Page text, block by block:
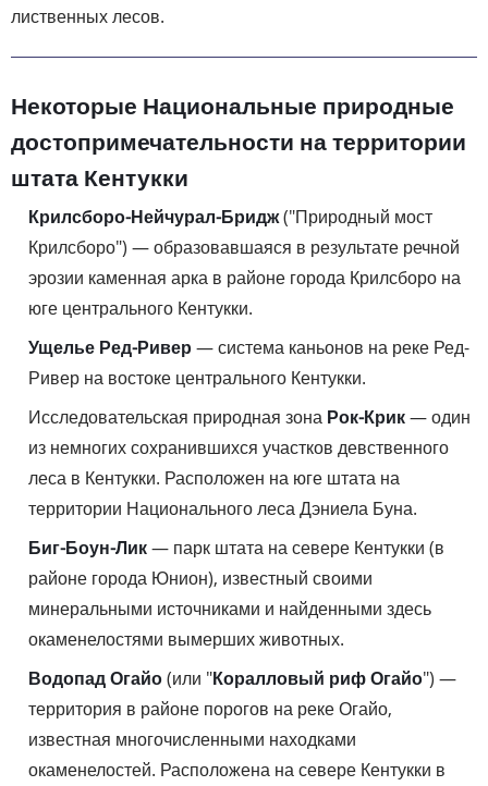
лиственных лесов.
Некоторые Национальные природные
достопримечательности на территории
штата Кентукки
Крилсборо-Нейчурал-Бридж("Природный мост
Крилсборо") — образовавшаяся в результате речной
эрозии каменная арка в районе города Крилсборо на
юге центрального Кентукки.
Ущелье Ред-Ривер — система каньонов на реке Ред-
Ривер на востоке центрального Кентукки.
Исследовательская природная зона Рок-Крик— один
из немногих сохранившихся участков девственного
леса в Кентукки. Расположен на юге штата на
территории Национального леса Дэниела Буна.
Биг-Боун-Лик— парк штата на севере Кентукки (в
районе города Юнион), известный своими
минеральными источниками и найденными здесь
окаменелостями вымерших животных.
Водопад Огайо(или "Коралловый риф Огайо") —
территория в районе порогов на реке Огайо,
известная многочисленными находками
окаменелостей. Расположена на севере Кентукки в